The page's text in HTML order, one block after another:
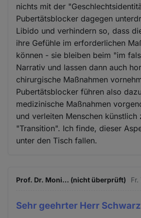
nichts mit der
Pubertätsblocker dagegen
Libido und verhindern so, dass
ihre Gefühle im erforderlichen
können - sie bleiben beim "im
Narrativ und lassen dann auch
chirurgische Maßnahmen
Pubertätsblocker führen also
medizinische Maßnahmen
und verleiten Menschen künstlich
"Transition". Ich finde, dieser
unter den Tisch fallen.
Prof. Dr. Moni… (nicht überprüft)
Sehr geehrter Herr